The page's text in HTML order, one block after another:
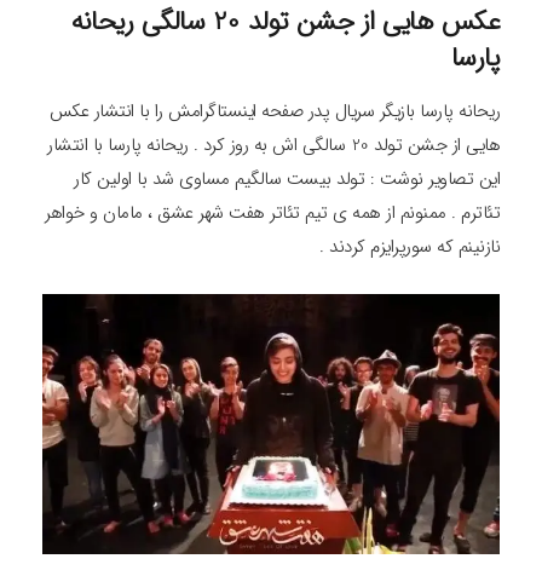
عکس هایی از جشن تولد 20 سالگی ریحانه
پارسا
ریحانه پارسا بازیگر سریال پدر صفحه اینستاگرامش را با انتشار عکس
هایی از جشن تولد 20 سالگی اش به روز کرد . ریحانه پارسا با انتشار
این تصاویر نوشت : تولد بیست سالگیم مساوی شد با اولین کار
تئاترم . ممنونم از همه ی تیم تئاتر هفت شهر عشق ، مامان و خواهر
نازنینم که سورپرایزم کردند .